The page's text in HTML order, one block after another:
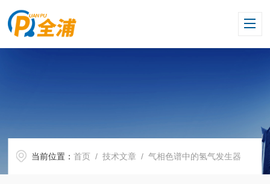
当前位置：首页 /技术文章 / 气相色谱中的氢气发生器